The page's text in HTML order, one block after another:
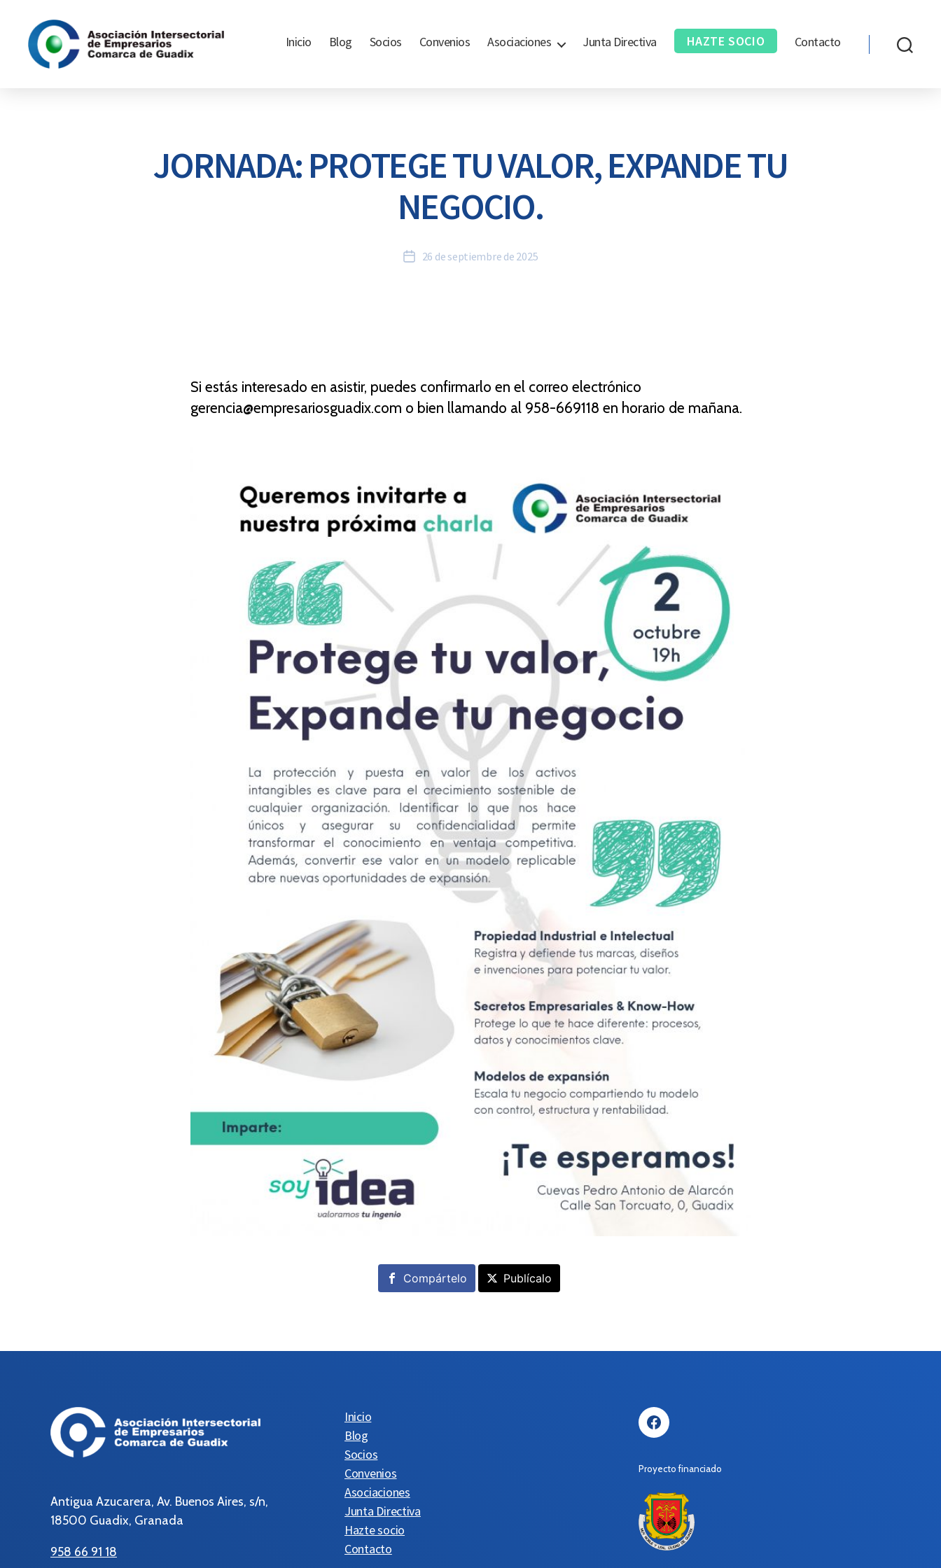
Inicio Blog Socios Convenios Asociaciones Junta Directiva HAZTE SOCIO Contacto
JORNADA: PROTEGE TU VALOR, EXPANDE TU
NEGOCIO.
Fecha26 de septiembre de 2025
Si estás interesado en asistir, puedes confirmarlo en el correo electrónico
gerencia@empresariosguadix.com o bien llamando al 958-669118 en horario de mañana.
Compártelo Publícalo
Antigua Azucarera, Av. Buenos Aires, s/n,
18500 Guadix, Granada
958 66 91 18
Inicio
Blog
Socios
Convenios
Asociaciones
Junta Directiva
Hazte socio
Contacto
Facebook
Proyecto financiado